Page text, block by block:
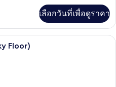
เลือกวันที่เพื่อดูราคา
โต๊ะทำงาน, พื้นที่ทำงานแบบใช้แล็ปท็อ
Floor)